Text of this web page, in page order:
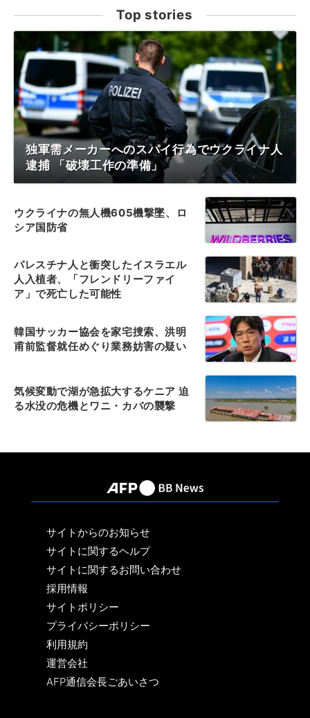
Top stories
独軍需メーカーへのスパイ行為でウクライナ人
逮捕 「破壊工作の準備」
ウクライナの無人機605機撃墜、ロ
シア国防省
パレスチナ人と衝突したイスラエル
人入植者、「フレンドリーファイ
ア」で死亡した可能性
韓国サッカー協会を家宅捜索、洪明
甫前監督就任めぐり業務妨害の疑い
気候変動で湖が急拡大するケニア 迫
る水没の危機とワニ・カバの襲撃
サイトからのお知らせ
サイトに関するヘルプ
サイトに関するお問い合わせ
採用情報
サイトポリシー
プライバシーポリシー
利用規約
運営会社
AFP通信会長ごあいさつ